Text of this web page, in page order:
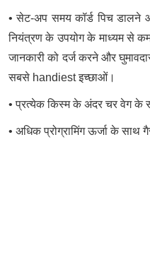
• सेट-अप समय कॉर्ड पिच डालने
नियंत्रण के उपयोग के माध्यम से
जानकारी को दर्ज करने और
सबसे handiest इच्छाओं।
• प्रत्येक किस्म के अंदर चर वेग के
• अधिक प्रोग्रामिंग ऊर्जा के साथ